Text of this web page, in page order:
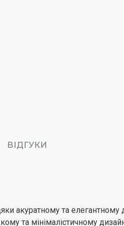
ВІДГУКИ
акуратному та
та мінімалістичному